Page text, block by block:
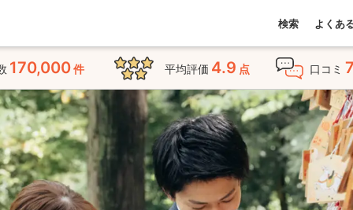
検索 よくあ
170,000件 平均評価 4.9 点 口コミ